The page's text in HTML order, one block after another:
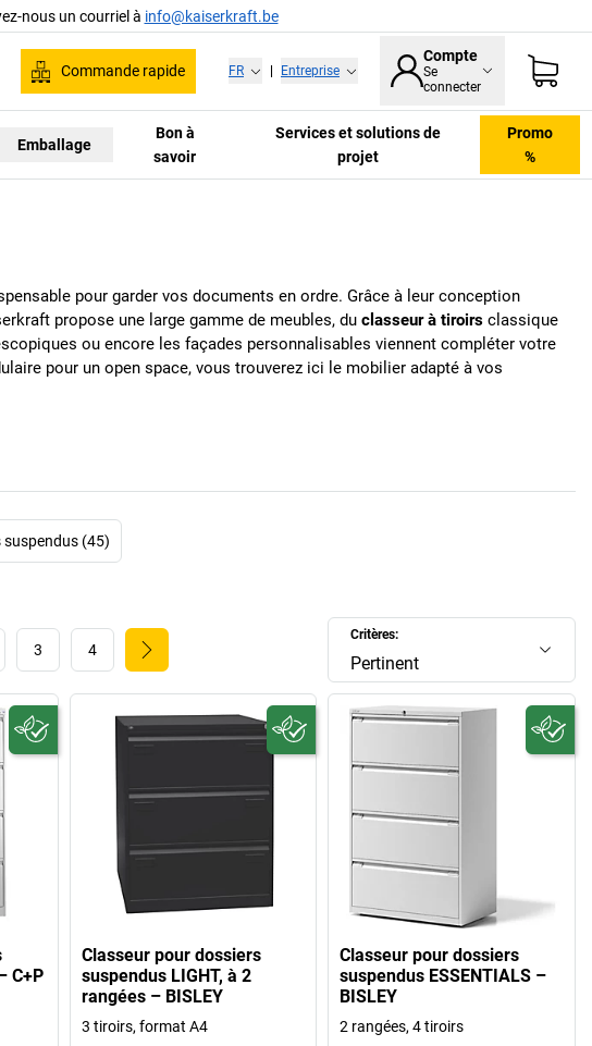
nous un courriel à info@kaiserkraft.be
Commande rapide FR Entreprise
Compte
Se
connecter
Emballage
Bon à
savoir
Services et solutions de
projet
Promo
%
pour garder vos documents en ordre. Grâce à leur conception
propose une large gamme de meubles, du classeur à tiroirs classique
ou encore les façades personnalisables viennent compléter votre
pour un open space, vous trouverez ici le mobilier adapté à vos
(45)
Critères:
Pertinent
3 4
C+P
Classeur pour dossiers
suspendus LIGHT, à 2
rangées – BISLEY
3 tiroirs, format A4
Classeur pour dossiers
suspendus ESSENTIALS –
BISLEY
2 rangées, 4 tiroirs